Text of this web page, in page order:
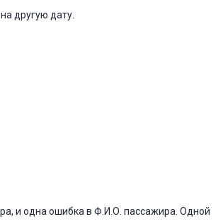
другую дату.
и одна ошибка в Ф.И.О. пассажира. Одной